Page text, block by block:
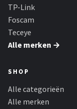
TP-Link
Foscam
Teceye
Alle merken →
SHOP
Alle categorieën
Alle merken